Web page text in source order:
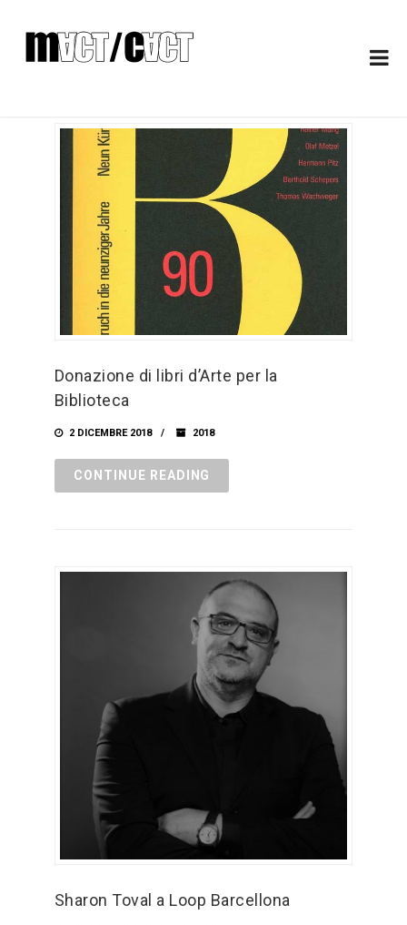
Donazione di libri d’Arte per la
Biblioteca
2 DICEMBRE 2018 2018
CONTINUE READING
Sharon Toval a Loop Barcellona